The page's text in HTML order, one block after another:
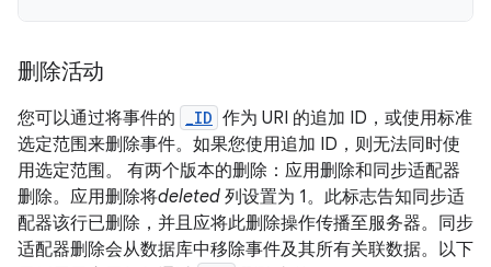
删除活动
您可以通过将事件的 _ID 作为 URI 的追加 ID，或使用标准
选定范围来删除事件。如果您使用追加 ID，则无法同时使
用选定范围。 有两个版本的删除：应用删除和同步适配器
删除。应用删除将deleted 列设置为 1。此标志告知同步适
配器该行已删除，并且应将此删除操作传播至服务器。同步
适配器删除会从数据库中移除事件及其所有关联数据。以下